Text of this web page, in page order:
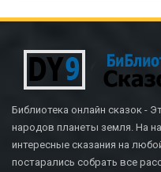
Библиотека онлайн сказок -
народов планеты земля. На
интересные сказания на
постарались собрать все